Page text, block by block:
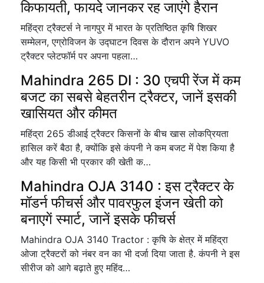
किफायती, फायदे जानकर रह जाएंगे हैरान
महिंद्रा ट्रैक्टर्स ने नागपुर में भारत के प्रतिष्ठित कृषि शिखर
सम्मेलन, एग्रोविजन के उद्घाटन दिवस के दौरान अपने YUVO
ट्रैक्टर प्लेटफॉर्म पर अपना पहला…
Mahindra 265 DI : 30 एचपी रेंज में कम
बजट का सबसे बेहतरीन ट्रैक्टर, जानें इसकी
खासियत और कीमत
महिंद्रा 265 डीआई ट्रैक्टर किसनों के बीच खास लोकप्रियता
हासिल करें बैठा है, क्योंकि इसे कंपनी ने कम बजट में पेश किया है
और यह किसी भी प्रकार की खेती क…
Mahindra OJA 3140 : इस ट्रैक्टर के
मॉडर्न फीचर्स और पावरफुल इंजन खेती को
बनाएगें स्मार्ट, जानें इसके फीचर्स
Mahindra OJA 3140 Tractor : कृषि के क्षेत्र में महिंद्रा
ओजा ट्रैक्टरों को नंबर वन का भी दर्जा दिया जाता है. कंपनी ने इस
सीरीज को आगे बढ़ाते हुए महिंद…